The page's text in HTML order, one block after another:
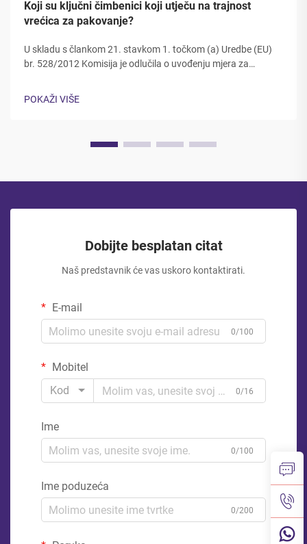
Koji su ključni čimbenici koji utječu na trajnost
vrećica za pakovanje?
U skladu s člankom 21. stavkom 1. točkom (a) Uredbe (EU)
br. 528/2012 Komisija je odlučila o uvođenju mjera za
točkom (a) Uredbe (EU) br. 528/2012. Dugovječnost i
POKAŽI VIŠE
Dobijte besplatan citat
Naš predstavnik će vas uskoro kontaktirati.
E-mail
0/100
Mobitel
Kod
0/16
Ime
0/100
Ime poduzeća
0/200